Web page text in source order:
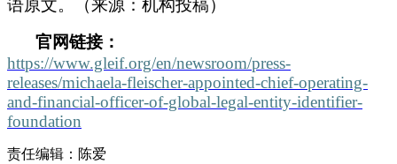
语原文。（来源：机构投稿）
官网链接：
https://www.gleif.org/en/newsroom/press-
releases/michaela-fleischer-appointed-chief-operating-
and-financial-officer-of-global-legal-entity-identifier-
foundation
责任编辑：陈爱